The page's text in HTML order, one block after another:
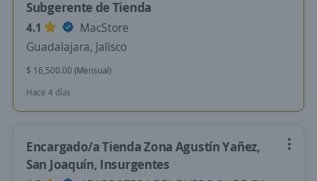
Subgerente de Tienda
4.1
MacStore
Guadalajara, Jalisco
$ 16,500.00 (Mensual)
Hace 4 días
Encargado/a Tienda Zona Agustín Yañez,
San Joaquín, Insurgentes